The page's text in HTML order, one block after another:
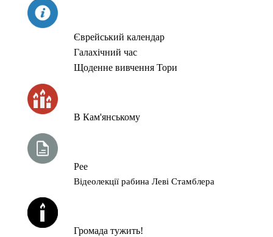
Єврейський календар
Галахічний час
Щоденне вивчення Тори
В Кам'янському
Рее
Відеолекції рабина Леві Стамблера
Громада тужить!